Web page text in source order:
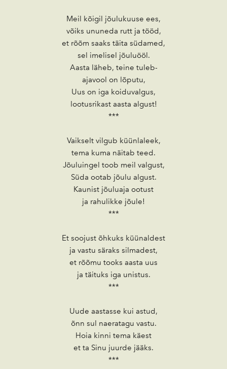
Meil kõigil jõulukuuse ees,
võiks ununeda rutt ja tööd,
et rõõm saaks täita südamed,
sel imelisel jõuluööl.
Aasta läheb, teine tuleb-
ajavool on lõputu,
Uus on iga koiduvalgus,
lootusrikast aasta algust!
***
Vaikselt vilgub küünlaleek,
tema kuma näitab teed.
Jõuluingel toob meil valgust,
Süda ootab jõulu algust.
Kaunist jõuluaja ootust
ja rahulikke jõule!
***
Et soojust õhkuks küünaldest
ja vastu säraks silmadest,
et rõõmu tooks aasta uus
ja täituks iga unistus.
***
Uude aastasse kui astud,
õnn sul naeratagu vastu.
Hoia kinni tema käest
et ta Sinu juurde jääks.
***